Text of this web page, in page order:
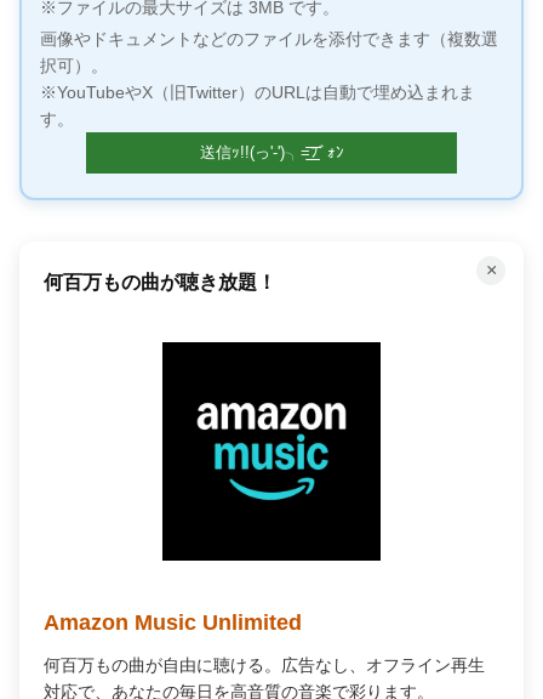
※ファイルの最大サイズは 3MB です。
画像やドキュメントなどのファイルを添付できます（複数選
択可）。
※YouTubeやX（旧Twitter）のURLは自動で埋め込まれま
す。
×
何百万もの曲が聴き放題！
Amazon Music Unlimited
何百万もの曲が自由に聴ける。広告なし、オフライン再生
対応で、あなたの毎日を高音質の音楽で彩ります。